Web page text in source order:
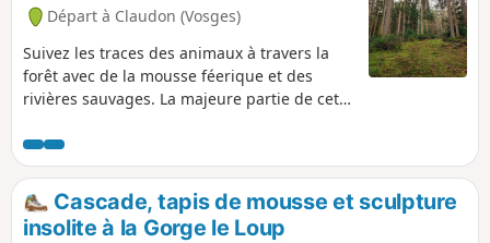
Départ à Claudon (Vosges)
Suivez les traces des animaux à travers la
forêt avec de la mousse féerique et des
rivières sauvages. La majeure partie de cette
parfois difficiles d'accès, et hors des
sentiers. L'emploi de l'application Visorando
ou d'un GPS est fortement conseillé.
Cascade, tapis de mousse et sculpture
insolite à la Gorge le Loup